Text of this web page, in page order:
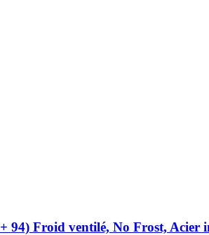
Froid ventilé, No Frost, Acier